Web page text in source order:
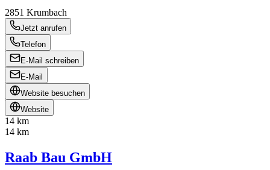
2851 Krumbach
Jetzt anrufen
Telefon
E-Mail schreiben
E-Mail
Website besuchen
Website
14 km
14 km
Raab Bau GmbH